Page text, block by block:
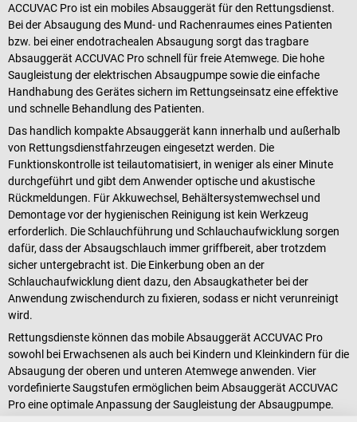
ACCUVAC Pro ist ein mobiles Absauggerät für den Rettungsdienst.
Bei der Absaugung des Mund- und Rachenraumes eines Patienten
bzw. bei einer endotrachealen Absaugung sorgt das tragbare
Absauggerät ACCUVAC Pro schnell für freie Atemwege. Die hohe
Saugleistung der elektrischen Absaugpumpe sowie die einfache
Handhabung des Gerätes sichern im Rettungseinsatz eine effektive
und schnelle Behandlung des Patienten.
Das handlich kompakte Absauggerät kann innerhalb und außerhalb
von Rettungsdienstfahrzeugen eingesetzt werden. Die
Funktionskontrolle ist teilautomatisiert, in weniger als einer Minute
durchgeführt und gibt dem Anwender optische und akustische
Rückmeldungen. Für Akkuwechsel, Behältersystemwechsel und
Demontage vor der hygienischen Reinigung ist kein Werkzeug
erforderlich. Die Schlauchführung und Schlauchaufwicklung sorgen
dafür, dass der Absaugschlauch immer griffbereit, aber trotzdem
sicher untergebracht ist. Die Einkerbung oben an der
Schlauchaufwicklung dient dazu, den Absaugkatheter bei der
Anwendung zwischendurch zu fixieren, sodass er nicht verunreinigt
wird.
Rettungsdienste können das mobile Absauggerät ACCUVAC Pro
sowohl bei Erwachsenen als auch bei Kindern und Kleinkindern für die
Absaugung der oberen und unteren Atemwege anwenden. Vier
vordefinierte Saugstufen ermöglichen beim Absauggerät ACCUVAC
Pro eine optimale Anpassung der Saugleistung der Absaugpumpe.